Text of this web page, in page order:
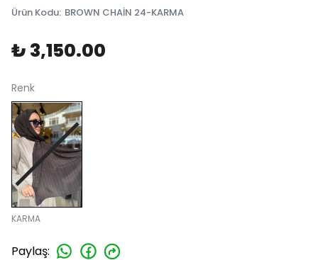
Ürün Kodu: BROWN CHAİN 24-KARMA
₺ 3,150.00
Renk
KARMA
Paylaş: